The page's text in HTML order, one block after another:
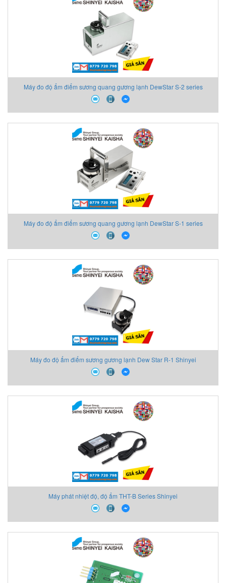
Máy đo độ ẩm điểm sương quang gương lạnh DewStar S-2 series
Shinyei
Máy đo độ ẩm điểm sương quang gương lạnh DewStar S-1 series
Shinyei
Máy đo độ ẩm điểm sương gương lạnh Dew Star R-1 Shinyei
Máy phát nhiệt độ, độ ẩm THT-B Series Shinyei